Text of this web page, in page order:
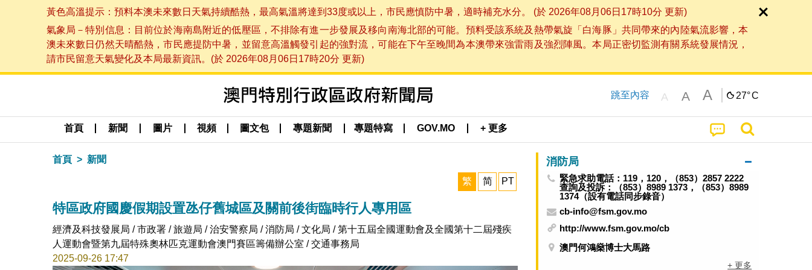
黃色高溫提示：預料本澳未來數日天氣持續酷熱，最高氣溫將達到33度或以上，市民應慎防中暑，適時補充水分。 (於 2026年08月06日17時10分 更新)
氣象局－特別信息：目前位於海南島附近的低壓區，不排除有進一步發展及移向南海北部的可能。預料受該系統及熱帶氣旋「白海豚」共同帶來的內陸氣流影響，本
澳未來數日仍然天晴酷熱，市民應提防中暑，並留意高溫觸發引起的強對流，可能在下午至晚間為本澳帶來強雷雨及強烈陣風。本局正密切監測有關系統發展情況，
請市民留意天氣變化及本局最新資訊。(於 2026年08月06日17時20分 更新)
跳至內容 A A A 27°C
首頁 新聞 圖片 視頻 圖文包 專題新聞 專題特寫 GOV.MO + 更多
首頁 新聞
繁 简 PT
特區政府國慶假期設置氹仔舊城區及關前後街臨時行人專用區
經濟及科技發展局 / 市政署 / 旅遊局 / 治安警察局 / 消防局 / 文化局 / 第十五屆全國運動會及全國第十二屆殘疾
人運動會暨第九屆特殊奧林匹克運動會澳門賽區籌備辦公室 / 交通事務局
2025-09-26 17:47
消防局
緊急求助電話：119，120，（853）2857 2222
查詢及投訴：（853）8989 1373，（853）8989
1374（設有電話同步錄音）
cb-info@fsm.gov.mo
http://www.fsm.gov.mo/cb
澳門何鴻燊博士大馬路
+ 更多